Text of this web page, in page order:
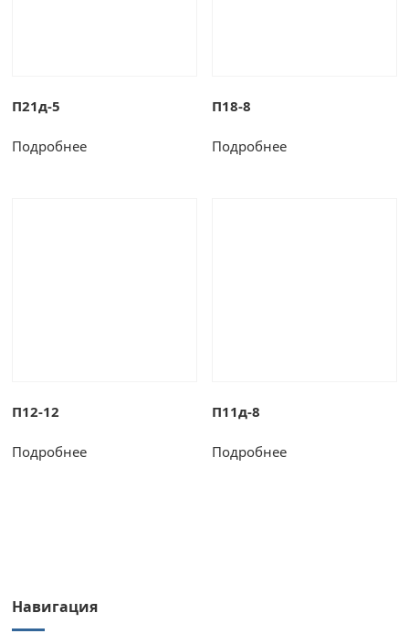
П21д-5
Подробнее
П18-8
Подробнее
П12-12
Подробнее
П11д-8
Подробнее
Навигация